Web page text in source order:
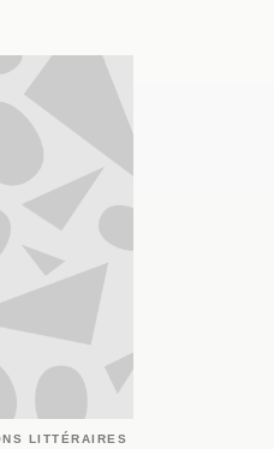
LITTÉRAIRES